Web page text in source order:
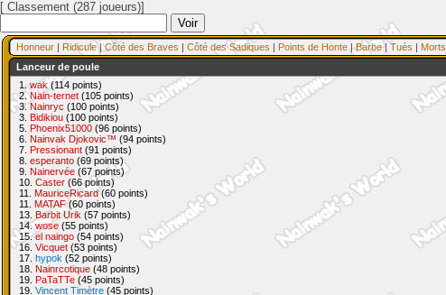
[ Classement (287 joueurs)]
Honneur | Ridicule|Côté des Braves | Côté des Sadiques | Points de Honte |Barbe| Tués | Morts
Lanceur de poule
1. wak (114 points)
2.Nain-ternet (105 points)
3. Nainryc (100 points)
3. Bidikiou (100 points)
5. Phoenix51000 (96 points)
6. Nainvak Djokovic™ (94 points)
7. Pressionant (91 points)
8. esperanto (69 points)
9. Nainervée (67 points)
10. Caster (66 points)
11. MauriceRicard(60 points)
11. MATAF(60 points)
13. Barbit Urik (57 points)
14.wose (55 points)
15.el naingo (54 points)
16. Vicquet (53 points)
17. hypok (52 points)
18. Nainrcotique (48 points)
19. PaTaTTe (45 points)
19. Vincent Timètre (45 points)